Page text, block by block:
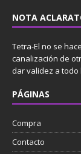
NOTA
Tetra-El no se
canalización de
dar validez a
PÁGINAS
Compra
Contacto